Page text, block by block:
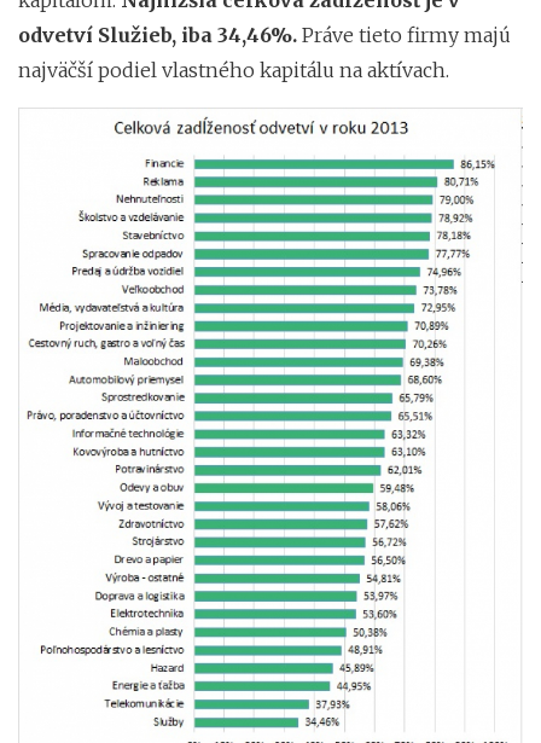
odvetví Služieb, iba 34,46%. Práve tieto firmy majú
najväčší podiel vlastného kapitálu na aktívach.